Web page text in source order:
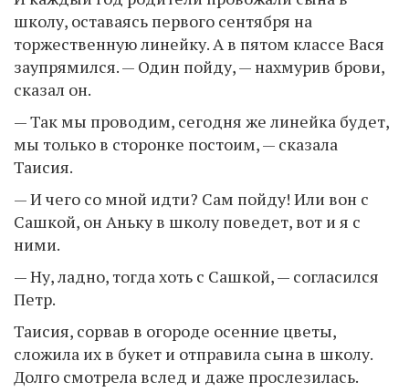
школу, оставаясь первого сентября на
торжественную линейку. А в пятом классе Вася
заупрямился. — Один пойду, — нахмурив брови,
сказал он.
— Так мы проводим, сегодня же линейка будет,
мы только в сторонке постоим, — сказала
Таисия.
— И чего со мной идти? Сам пойду! Или вон с
Сашкой, он Аньку в школу поведет, вот и я с
ними.
— Ну, ладно, тогда хоть с Сашкой, — согласился
Петр.
Таисия, сорвав в огороде осенние цветы,
сложила их в букет и отправила сына в школу.
Долго смотрела вслед и даже прослезилась.